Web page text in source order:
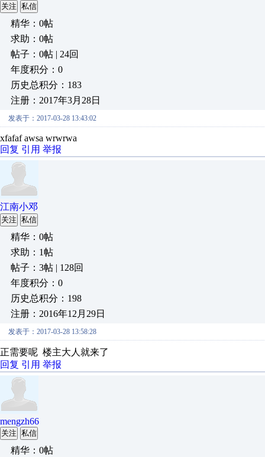
关注 私信
精华：0帖
求助：0帖
帖子：0帖 | 24回
年度积分：0
历史总积分：183
注册：2017年3月28日
发表于：2017-03-28 13:43:02
xfafaf awsa wrwrwa
回复 引用 举报
江南小邓
关注 私信
精华：0帖
求助：1帖
帖子：3帖 | 128回
年度积分：0
历史总积分：198
注册：2016年12月29日
发表于：2017-03-28 13:58:28
正需要呢 楼主大人就来了
回复 引用 举报
mengzh66
关注 私信
精华：0帖